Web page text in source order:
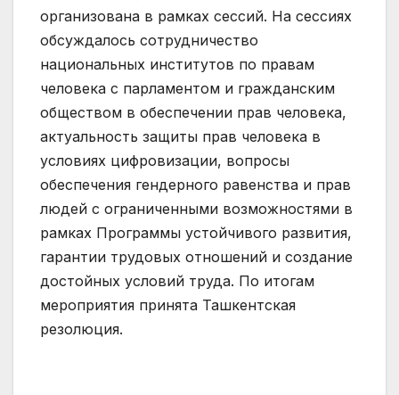
организована в рамках сессий. На сессиях
обсуждалось сотрудничество
национальных институтов по правам
человека с парламентом и гражданским
обществом в обеспечении прав человека,
актуальность защиты прав человека в
условиях цифровизации, вопросы
обеспечения гендерного равенства и прав
людей с ограниченными возможностями в
рамках Программы устойчивого развития,
гарантии трудовых отношений и создание
достойных условий труда. По итогам
мероприятия принята Ташкентская
резолюция.